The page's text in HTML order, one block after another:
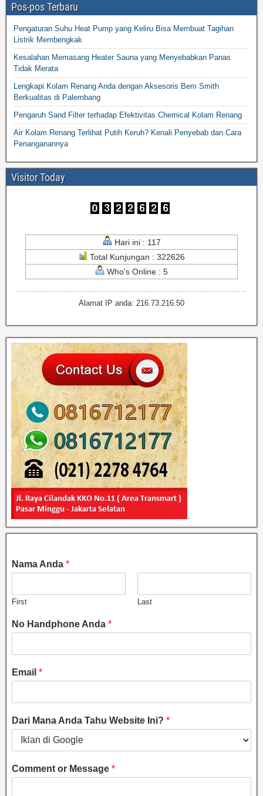
Pos-pos Terbaru
Pengaturan Suhu Heat Pump yang Keliru Bisa Membuat Tagihan
Listrik Membengkak
Kesalahan Memasang Heater Sauna yang Menyebabkan Panas
Tidak Merata
Lengkapi Kolam Renang Anda dengan Aksesoris Bem Smith
Berkualitas di Palembang
Pengaruh Sand Filter terhadap Efektivitas Chemical Kolam Renang
Air Kolam Renang Terlihat Putih Keruh? Kenali Penyebab dan Cara
Penanganannya
Visitor Today
Hari ini : 117
Total Kunjungan : 322626
Who's Online : 5
Alamat IP anda: 216.73.216.50
Nama Anda *
First Last
No Handphone Anda *
Email *
Dari Mana Anda Tahu Website Ini? *
Comment or Message *